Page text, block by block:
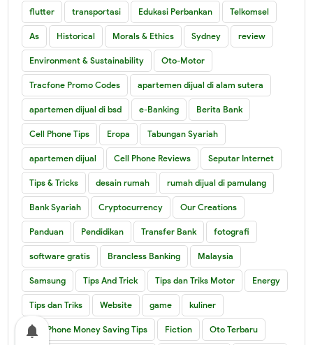
flutter transportasi Edukasi Perbankan Telkomsel
As Historical Morals & Ethics Sydney review
Environment & Sustainability Oto-Motor
Tracfone Promo Codes apartemen dijual di alam sutera
apartemen dijual di bsd e-Banking Berita Bank
Cell Phone Tips Eropa Tabungan Syariah
apartemen dijual Cell Phone Reviews Seputar Internet
Tips & Tricks desain rumah rumah dijual di pamulang
Bank Syariah Cryptocurrency Our Creations
Panduan Pendidikan Transfer Bank fotografi
software gratis Brancless Banking Malaysia
Samsung Tips And Trick Tips dan Triks Motor Energy
Tips dan Triks Website game kuliner
Cell Phone Money Saving Tips Fiction Oto Terbaru
notifications